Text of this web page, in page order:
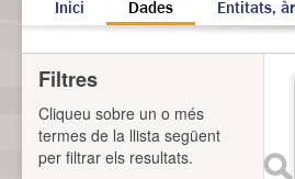
Inici Dades Entitats,
Filtres
Cliqueu sobre un o més
termes de la llista següent
per filtrar els resultats.